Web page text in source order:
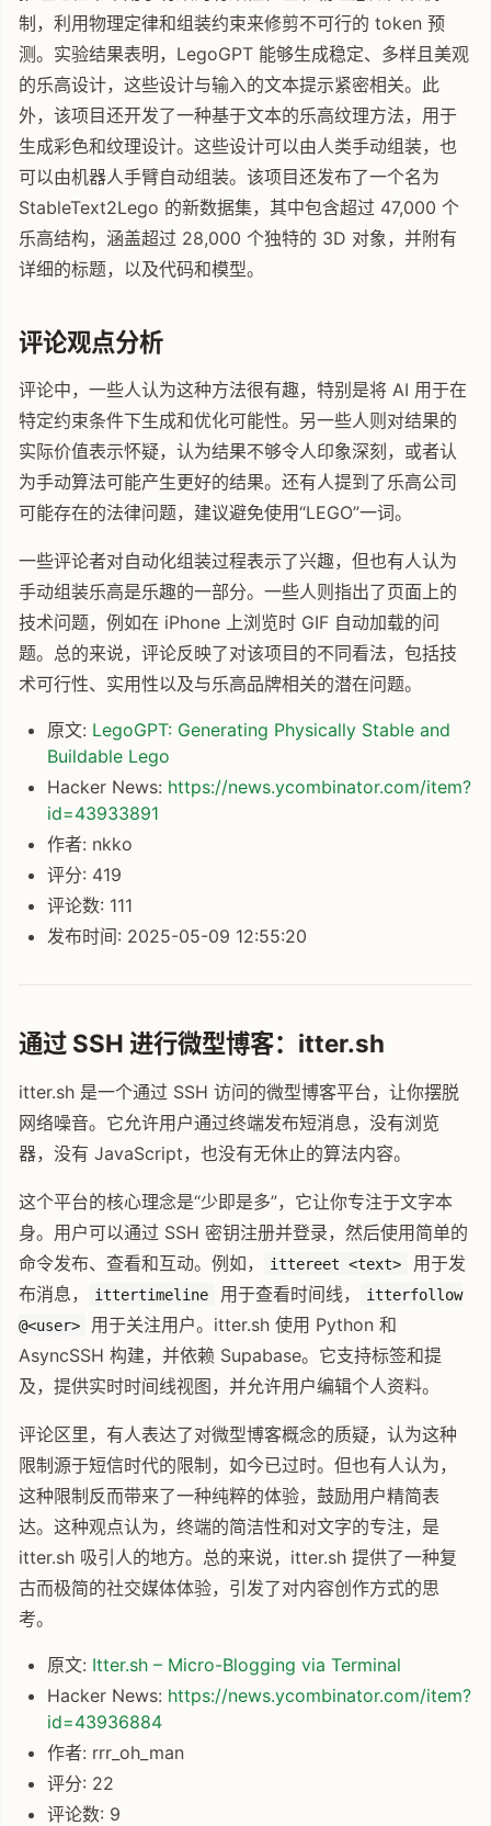
制，利用物理定律和组装约束来修剪不可行的 token 预
测。实验结果表明，LegoGPT 能够生成稳定、多样且美观
的乐高设计，这些设计与输入的文本提示紧密相关。此
外，该项目还开发了一种基于文本的乐高纹理方法，用于
生成彩色和纹理设计。这些设计可以由人类手动组装，也
可以由机器人手臂自动组装。该项目还发布了一个名为
StableText2Lego 的新数据集，其中包含超过 47,000 个
乐高结构，涵盖超过 28,000 个独特的 3D 对象，并附有
详细的标题，以及代码和模型。
评论观点分析
评论中，一些人认为这种方法很有趣，特别是将 AI 用于在
特定约束条件下生成和优化可能性。另一些人则对结果的
实际价值表示怀疑，认为结果不够令人印象深刻，或者认
为手动算法可能产生更好的结果。还有人提到了乐高公司
可能存在的法律问题，建议避免使用“LEGO”一词。
一些评论者对自动化组装过程表示了兴趣，但也有人认为
手动组装乐高是乐趣的一部分。一些人则指出了页面上的
技术问题，例如在 iPhone 上浏览时 GIF 自动加载的问
题。总的来说，评论反映了对该项目的不同看法，包括技
术可行性、实用性以及与乐高品牌相关的潜在问题。
原文: LegoGPT: Generating Physically Stable and
Buildable Lego
Hacker News: https://news.ycombinator.com/item?
id=43933891
作者: nkko
评分: 419
评论数: 111
发布时间: 2025-05-09 12:55:20
通过 SSH 进行微型博客：itter.sh
itter.sh 是一个通过 SSH 访问的微型博客平台，让你摆脱
网络噪音。它允许用户通过终端发布短消息，没有浏览
器，没有 JavaScript，也没有无休止的算法内容。
这个平台的核心理念是“少即是多”，它让你专注于文字本
身。用户可以通过 SSH 密钥注册并登录，然后使用简单的
命令发布、查看和互动。例如，
ittereet <text>
用于发
布消息，
ittertimeline 用于查看时间线，
itterfollow
@<user>
用于关注用户。itter.sh 使用 Python 和
AsyncSSH 构建，并依赖 Supabase。它支持标签和提
及，提供实时时间线视图，并允许用户编辑个人资料。
评论区里，有人表达了对微型博客概念的质疑，认为这种
限制源于短信时代的限制，如今已过时。但也有人认为，
这种限制反而带来了一种纯粹的体验，鼓励用户精简表
达。这种观点认为，终端的简洁性和对文字的专注，是
itter.sh 吸引人的地方。总的来说，itter.sh 提供了一种复
古而极简的社交媒体体验，引发了对内容创作方式的思
考。
原文: Itter.sh – Micro-Blogging via Terminal
Hacker News: https://news.ycombinator.com/item?
id=43936884
作者: rrr_oh_man
评分: 22
评论数: 9